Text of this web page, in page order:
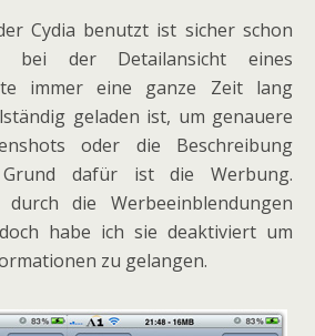
Cydia benutzt ist sicher schon
bei der Detailansicht eines
immer eine ganze Zeit lang
geladen ist, um genauere
oder die Beschreibung
dafür ist die Werbung.
die Werbeeinblendungen
habe ich sie deaktiviert um
zu gelangen.